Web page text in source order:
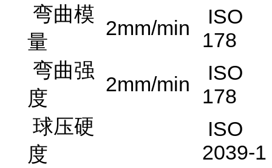
弯曲模
量
2mm/min
ISO
178
弯曲强
度
2mm/min
ISO
178
球压硬
度
ISO
2039-1